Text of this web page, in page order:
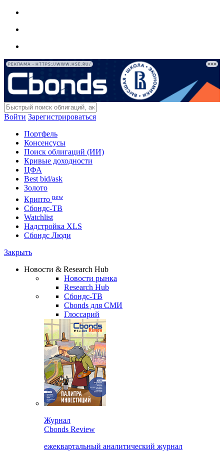
РЕКЛАМА • HTTPS://WWW.HSE.RU/
Войти Зарегистрироваться
Портфель
Консенсусы
Поиск облигаций (ИИ)
Кривые доходности
ЦФА
Best bid/ask
Золото
Крипто new
Сбондс-ТВ
Watchlist
Надстройка XLS
Сбондс Люди
Закрыть
Новости & Research Hub
Новости рынка
Research Hub
Сбондс-ТВ
Cbonds для СМИ
Глоссарий
Журнал
Cbonds Review
ежеквартальный аналитический журнал